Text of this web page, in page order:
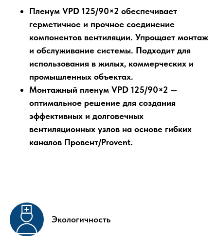
Пленум VPD 125/90×2 обеспечивает
герметичное и прочное соединение
компонентов вентиляции. Упрощает монтаж
и обслуживание системы. Подходит для
использования в жилых, коммерческих и
промышленных объектах.
Монтажный пленум VPD 125/90×2 —
оптимальное решение для создания
эффективных и долговечных
вентиляционных узлов на основе гибких
каналов Провент/Provent.
Экологичность